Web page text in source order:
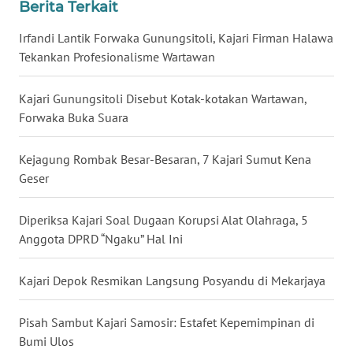
Berita Terkait
Irfandi Lantik Forwaka Gunungsitoli, Kajari Firman Halawa
Tekankan Profesionalisme Wartawan
Kajari Gunungsitoli Disebut Kotak-kotakan Wartawan,
Forwaka Buka Suara
Kejagung Rombak Besar-Besaran, 7 Kajari Sumut Kena
Geser
Diperiksa Kajari Soal Dugaan Korupsi Alat Olahraga, 5
Anggota DPRD “Ngaku” Hal Ini
Kajari Depok Resmikan Langsung Posyandu di Mekarjaya
Pisah Sambut Kajari Samosir: Estafet Kepemimpinan di
Bumi Ulos
BALI
WN
KALTENG
WN
KALTARA
WN
KALSEL
WN
KALTIM
WN